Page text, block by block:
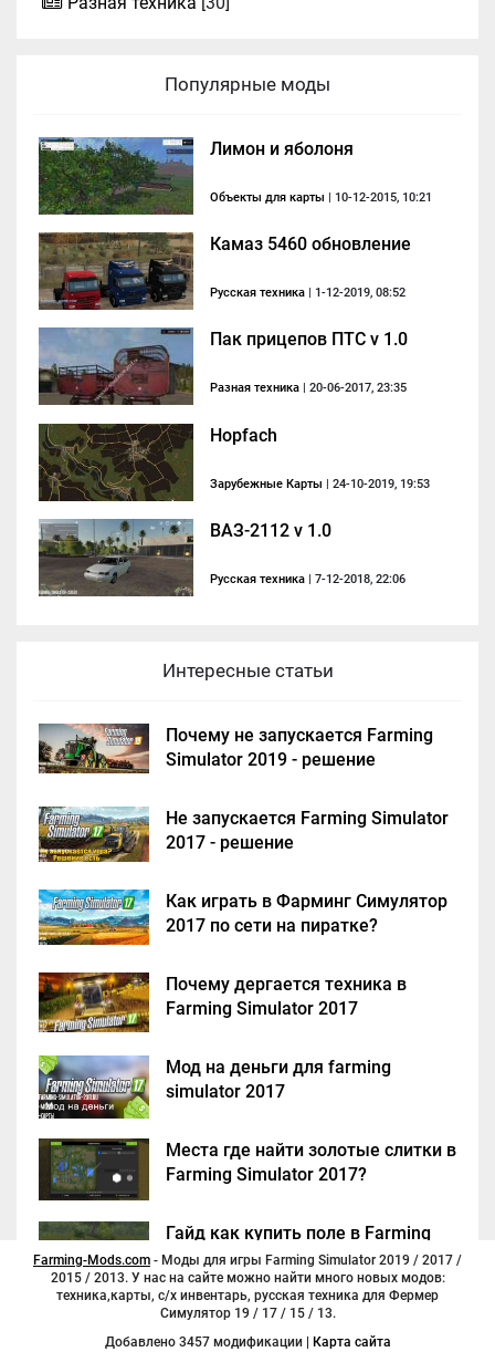
Популярные моды
Лимон и яболоня
Объекты для карты | 10-12-2015, 10:21
Камаз 5460 обновление
Русская техника | 1-12-2019, 08:52
Пак прицепов ПТС v 1.0
Разная техника | 20-06-2017, 23:35
Hopfach
Зарубежные Карты | 24-10-2019, 19:53
ВАЗ-2112 v 1.0
Русская техника | 7-12-2018, 22:06
Интересные статьи
Почему не запускается Farming
Simulator 2019 - решение
Не запускается Farming Simulator
2017 - решение
Как играть в Фарминг Симулятор
2017 по сети на пиратке?
Почему дергается техника в
Farming Simulator 2017
Мод на деньги для farming
simulator 2017
Места где найти золотые слитки в
Farming Simulator 2017?
Гайд как купить поле в Farming
Simulator 2017
Farming-Mods.com
2015 / 2013. У нас на сайте можно найти много новых модов:
техника,карты, с/х инвентарь, русская техника для Фермер
Симулятор 19 / 17 / 15 / 13.
Добавлено 3457 модификации |
Карта сайта